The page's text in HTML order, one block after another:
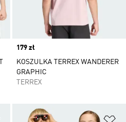
Price
179 zł
KOSZULKA TERREX WANDERER
GRAPHIC
TERREX
Dodaj do listy życzeń